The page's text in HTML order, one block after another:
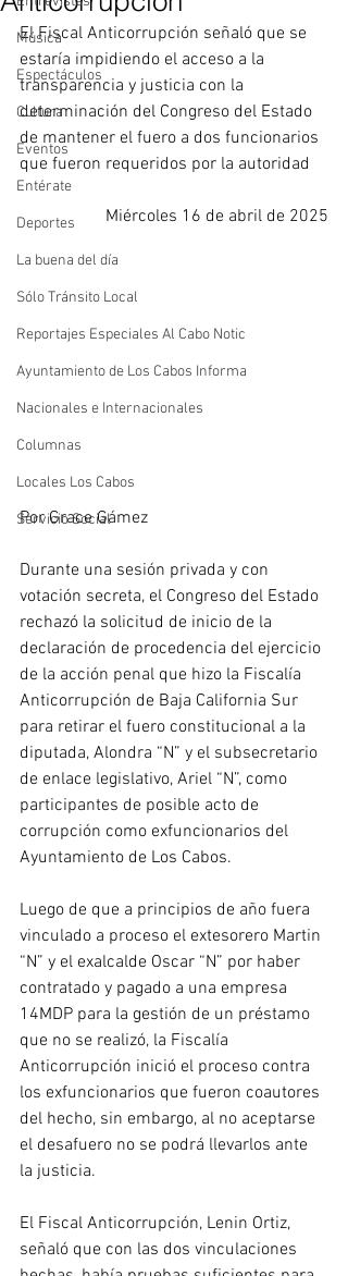
Música
Espectáculos
Cultura
Eventos
Entérate
Deportes
La buena del día
Sólo Tránsito Local
Reportajes Especiales Al Cabo Notic
Ayuntamiento de Los Cabos Informa
Nacionales e Internacionales
Columnas
Locales Los Cabos
Servicio Social
El Fiscal Anticorrupción señaló que se
estaría impidiendo el acceso a la
transparencia y justicia con la
determinación del Congreso del Estado
de mantener el fuero a dos funcionarios
que fueron requeridos por la autoridad
Miércoles 16 de abril de 2025
Por Grace Gámez
Durante una sesión privada y con
votación secreta, el Congreso del Estado
rechazó la solicitud de inicio de la
declaración de procedencia del ejercicio
de la acción penal que hizo la Fiscalía
Anticorrupción de Baja California Sur
para retirar el fuero constitucional a la
diputada, Alondra “N” y el subsecretario
de enlace legislativo, Ariel “N”, como
participantes de posible acto de
corrupción como exfuncionarios del
Ayuntamiento de Los Cabos.
Luego de que a principios de año fuera
vinculado a proceso el extesorero Martin
“N” y el exalcalde Oscar “N” por haber
contratado y pagado a una empresa
14MDP para la gestión de un préstamo
que no se realizó, la Fiscalía
Anticorrupción inició el proceso contra
los exfuncionarios que fueron coautores
del hecho, sin embargo, al no aceptarse
el desafuero no se podrá llevarlos ante
la justicia.
El Fiscal Anticorrupción, Lenin Ortiz,
señaló que con las dos vinculaciones